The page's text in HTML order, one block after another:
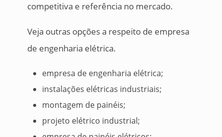
competitiva e referência no mercado.
Veja outras opções a respeito de empresa
de engenharia elétrica.
empresa de engenharia elétrica;
instalações elétricas industriais;
montagem de painéis;
projeto elétrico industrial;